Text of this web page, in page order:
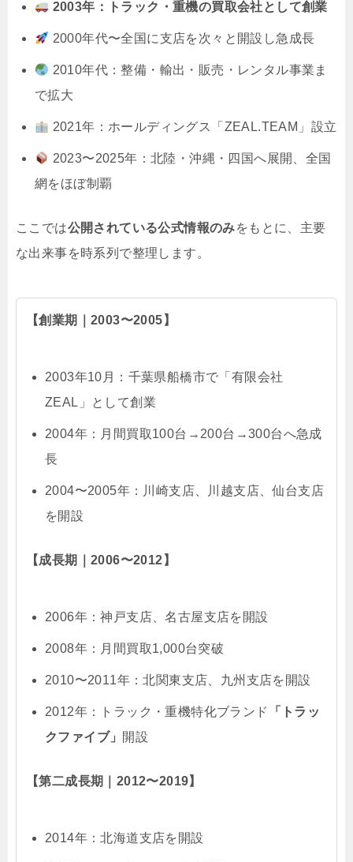
2003年：トラック・重機の買取会社として創業
2000年代〜全国に支店を次々と開設し急成長
2010年代：整備・輸出・販売・レンタル事業ま
で拡大
2021年：ホールディングス「ZEAL.TEAM」設立
2023〜2025年：北陸・沖縄・四国へ展開、全国
網をほぼ制覇
ここでは公開されている公式情報のみをもとに、主要
な出来事を時系列で整理します。
【創業期｜2003〜2005】
2003年10月：千葉県船橋市で「有限会社
ZEAL」として創業
2004年：月間買取100台→200台→300台へ急成
長
2004〜2005年：川崎支店、川越支店、仙台支店
を開設
【成長期｜2006〜2012】
2006年：神戸支店、名古屋支店を開設
2008年：月間買取1,000台突破
2010〜2011年：北関東支店、九州支店を開設
2012年：トラック・重機特化ブランド
「トラッ
クファイブ」 開設
【第二成長期｜2012〜2019】
2014年：北海道支店を開設